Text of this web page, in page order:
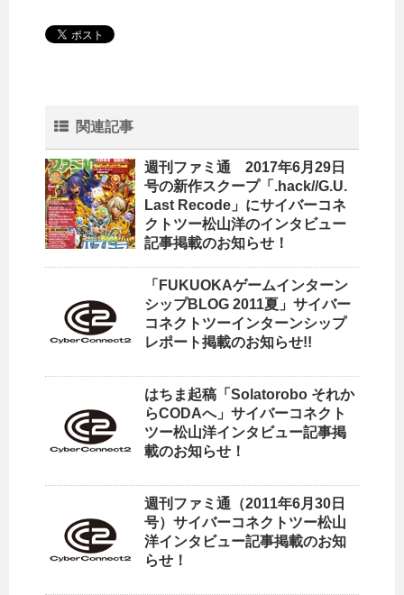
関連記事
週刊ファミ通 2017年6月29日
号の新作スクープ「.hack//G.U.
Last Recode」にサイバーコネ
クトツー松山洋のインタビュー
記事掲載のお知らせ！
「FUKUOKAゲームインターン
シップBLOG 2011夏」サイバー
コネクトツーインターンシップ
レポート掲載のお知らせ!!
はちま起稿「Solatorobo それか
らCODAへ」サイバーコネクト
ツー松山洋インタビュー記事掲
載のお知らせ！
週刊ファミ通（2011年6月30日
号）サイバーコネクトツー松山
洋インタビュー記事掲載のお知
らせ！